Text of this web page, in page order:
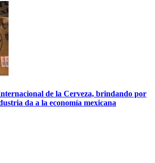
de la Cerveza, brindando por
da a la economía mexicana